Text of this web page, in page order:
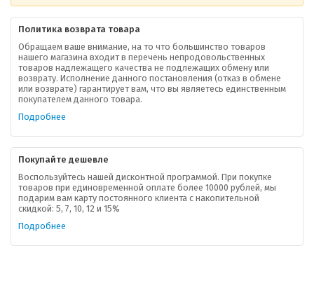
Политика возврата товара
Обращаем ваше внимание, на то что большинство товаров
нашего магазина входит в перечень непродовольственных
товаров надлежащего качества не подлежащих обмену или
возврату. Исполнение данного постановления (отказ в обмене
или возврате) гарантирует вам, что вы являетесь единственным
покупателем данного товара.
Подробнее
Покупайте дешевле
Воспользуйтесь нашей дисконтной программой. При покупке
товаров при единовременной оплате более 10000 рублей, мы
подарим вам карту постоянного клиента с накопительной
скидкой: 5, 7, 10, 12 и 15%
Подробнее
О компании
Ваша скидка
Контактная информация
В помощь покупателю
Форма обратной связи